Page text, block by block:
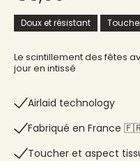
Doux et résistant
Le scintillement des fêtes
jour en intissé
Airlaid technology
Fabriqué en France
Toucher et aspect